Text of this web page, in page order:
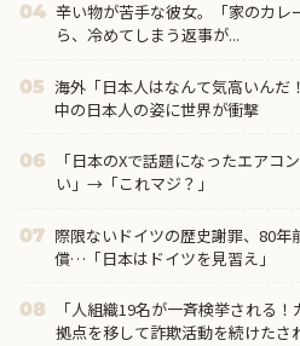
04 辛い物が苦手な彼女。「家のカレ
ら、冷めてしまう返事が...
05 海外「日本人はなんて気高いんだ
中の日本人の姿に世界が衝撃
06
「日本のXで話題になったエアコ
い」→「これマジ？」
07 際限ないドイツの歴史謝罪、80
償…「日本はドイツを見習え」
08
「人組織19名が一斉検挙される
拠点を移して詐欺活動を続けたさ